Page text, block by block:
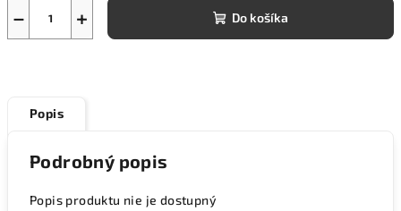
+
− Do košíka
Popis
Podrobný popis
Popis produktu nie je dostupný